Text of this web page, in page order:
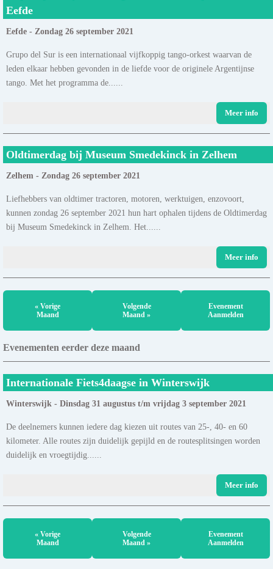
Eefde
Eefde - Zondag 26 september 2021
Grupo del Sur is een internationaal vijfkoppig tango-orkest waarvan de
leden elkaar hebben gevonden in de liefde voor de originele Argentijnse
tango. Met het programma de......
Meer info
Oldtimerdag bij Museum Smedekinck in Zelhem
Zelhem - Zondag 26 september 2021
Liefhebbers van oldtimer tractoren, motoren, werktuigen, enzovoort,
kunnen zondag 26 september 2021 hun hart ophalen tijdens de Oldtimerdag
bij Museum Smedekinck in Zelhem. Het......
Meer info
« Vorige
Maand
Volgende
Maand »
Evenement
Aanmelden
Evenementen eerder deze maand
Internationale Fiets4daagse in Winterswijk
Winterswijk - Dinsdag 31 augustus t/m vrijdag 3 september 2021
De deelnemers kunnen iedere dag kiezen uit routes van 25-, 40- en 60
kilometer. Alle routes zijn duidelijk gepijld en de routesplitsingen worden
duidelijk en vroegtijdig......
Meer info
« Vorige
Maand
Volgende
Maand »
Evenement
Aanmelden